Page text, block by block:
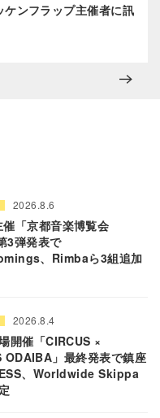
ンフラップ主催者に訊
2026.8.6
催「京都音楽博覧会
3弾発表で
、Rimbaら3組追加
2026.8.4
開催「CIRCUS ×
ODAIBA」最終発表で鎮座
、Worldwide Skippa